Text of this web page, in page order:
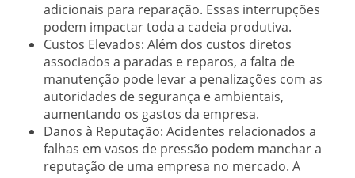
adicionais para reparação. Essas interrupções
podem impactar toda a cadeia produtiva.
Custos Elevados: Além dos custos diretos
associados a paradas e reparos, a falta de
manutenção pode levar a penalizações com as
autoridades de segurança e ambientais,
aumentando os gastos da empresa.
Danos à Reputação: Acidentes relacionados a
falhas em vasos de pressão podem manchar a
reputação de uma empresa no mercado. A